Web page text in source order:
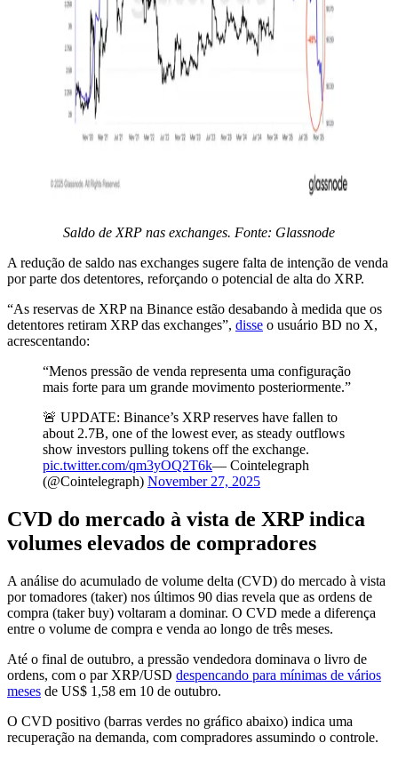
Saldo de XRP nas exchanges. Fonte: Glassnode
A redução de saldo nas exchanges sugere falta de intenção de venda
por parte dos detentores, reforçando o potencial de alta do XRP.
“As reservas de XRP na Binance estão desabando à medida que os
detentores retiram XRP das exchanges”, disse o usuário BD no X,
acrescentando:
“Menos pressão de venda representa uma configuração
mais forte para um grande movimento posteriormente.”
🚨 UPDATE: Binance’s XRP reserves have fallen to
about 2.7B, one of the lowest ever, as steady outflows
show investors pulling tokens off the exchange.
pic.twitter.com/qm3yOQ2T6k— Cointelegraph
(@Cointelegraph) November 27, 2025
CVD do mercado à vista de XRP indica
volumes elevados de compradores
A análise do acumulado de volume delta (CVD) do mercado à vista
por tomadores (taker) nos últimos 90 dias revela que as ordens de
compra (taker buy) voltaram a dominar. O CVD mede a diferença
entre o volume de compra e venda ao longo de três meses.
Até o final de outubro, a pressão vendedora dominava o livro de
ordens, com o par XRP/USD despencando para mínimas de vários
meses de US$ 1,58 em 10 de outubro.
O CVD positivo (barras verdes no gráfico abaixo) indica uma
recuperação na demanda, com compradores assumindo o controle.